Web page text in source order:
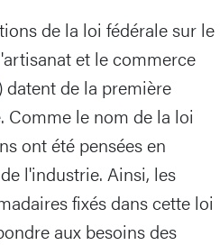
de la loi fédérale sur le
et le commerce
datent de la première
Comme le nom de la loi
ont été pensées en
l'industrie. Ainsi, les
fixés dans cette loi
aux besoins des